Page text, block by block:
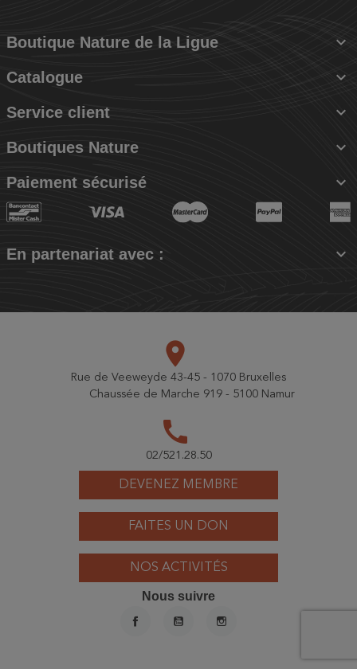
Boutique Nature de la Ligue 
Catalogue 
Service client 
Boutiques Nature 
Paiement sécurisé 
En partenariat avec : 
DEVENEZ MEMBRE
FAITES UN DON
NOS ACTIVITÉS
place
Rue de Veeweyde 43-45 - 1070 Bruxelles
Chaussée de Marche 919 - 5100 Namur
call
02/521.28.50
Nous suivre